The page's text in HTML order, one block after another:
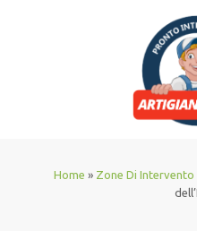
Home » Zone Di Intervento